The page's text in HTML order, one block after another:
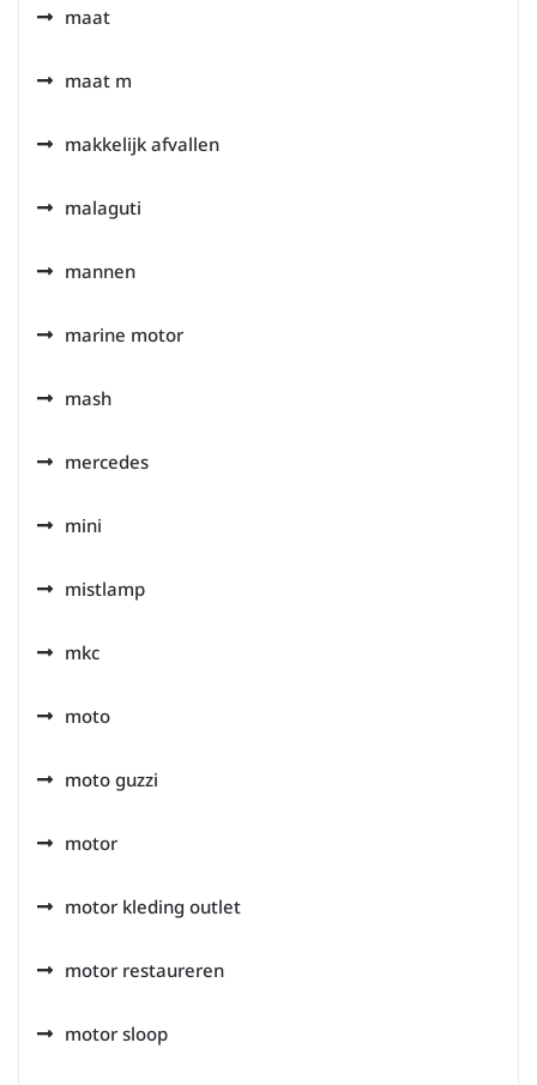
maat
maat m
makkelijk afvallen
malaguti
mannen
marine motor
mash
mercedes
mini
mistlamp
mkc
moto
moto guzzi
motor
motor kleding outlet
motor restaureren
motor sloop